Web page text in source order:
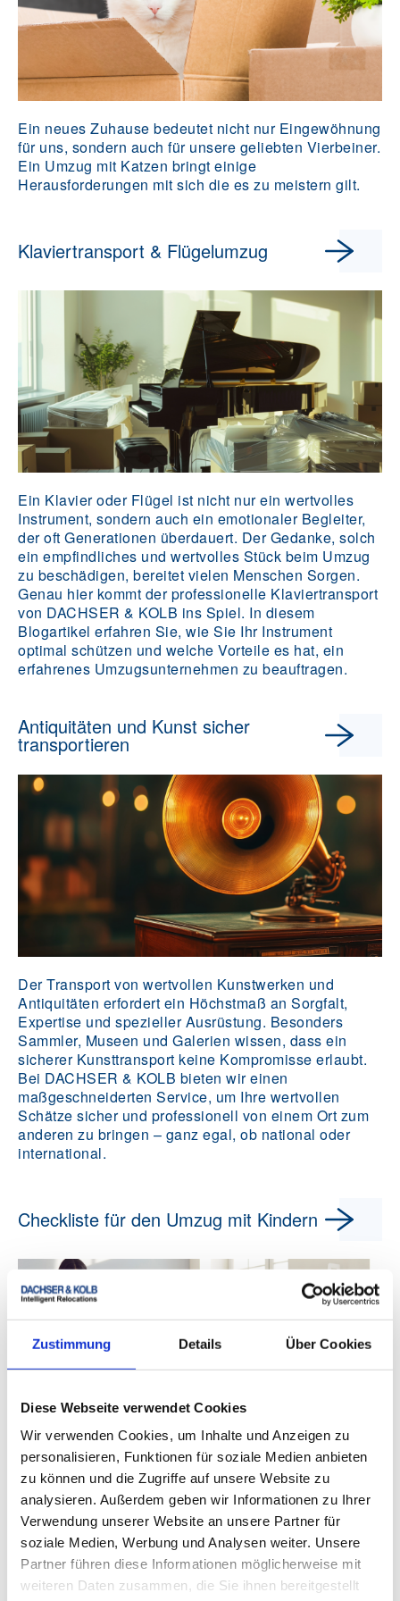
Zustimmung Details Über Cookies
Diese Webseite verwendet Cookies
Wir verwenden Cookies, um Inhalte und Anzeigen zu
personalisieren, Funktionen für soziale Medien anbieten
zu können und die Zugriffe auf unsere Website zu
analysieren. Außerdem geben wir Informationen zu Ihrer
Verwendung unserer Website an unsere Partner für
soziale Medien, Werbung und Analysen weiter. Unsere
Partner führen diese Informationen möglicherweise mit
weiteren Daten zusammen, die Sie ihnen bereitgestellt
Ein neues Zuhause bedeutet nicht nur Eingewöhnung
für uns, sondern auch für unsere geliebten Vierbeiner.
Ein Umzug mit Katzen bringt einige
Herausforderungen mit sich die es zu meistern gilt.
Klaviertransport & Flügelumzug
Ein Klavier oder Flügel ist nicht nur ein wertvolles
Instrument, sondern auch ein emotionaler Begleiter,
der oft Generationen überdauert. Der Gedanke, solch
ein empfindliches und wertvolles Stück beim Umzug
zu beschädigen, bereitet vielen Menschen Sorgen.
Genau hier kommt der professionelle Klaviertransport
von DACHSER & KOLB ins Spiel. In diesem
Blogartikel erfahren Sie, wie Sie Ihr Instrument
optimal schützen und welche Vorteile es hat, ein
erfahrenes Umzugsunternehmen zu beauftragen.
Antiquitäten und Kunst sicher
transportieren
Der Transport von wertvollen Kunstwerken und
Antiquitäten erfordert ein Höchstmaß an Sorgfalt,
Expertise und spezieller Ausrüstung. Besonders
Sammler, Museen und Galerien wissen, dass ein
sicherer Kunsttransport keine Kompromisse erlaubt.
Bei DACHSER & KOLB bieten wir einen
maßgeschneiderten Service, um Ihre wertvollen
Schätze sicher und professionell von einem Ort zum
anderen zu bringen – ganz egal, ob national oder
international.
Checkliste für den Umzug mit Kindern
Ein Umzug ist für die gesamte Familie eine große
Veränderung – besonders für Kinder, die sich von
ihrem gewohnten Umfeld verabschieden müssen. Um
den Umzug mit Kindern so reibungslos und
angenehm wie möglich zu gestalten, sind sorgfältige
Planung und eine durchdachte Vorgehensweise
erforderlich. DACHSER & KOLB möchte Ihnen dabei